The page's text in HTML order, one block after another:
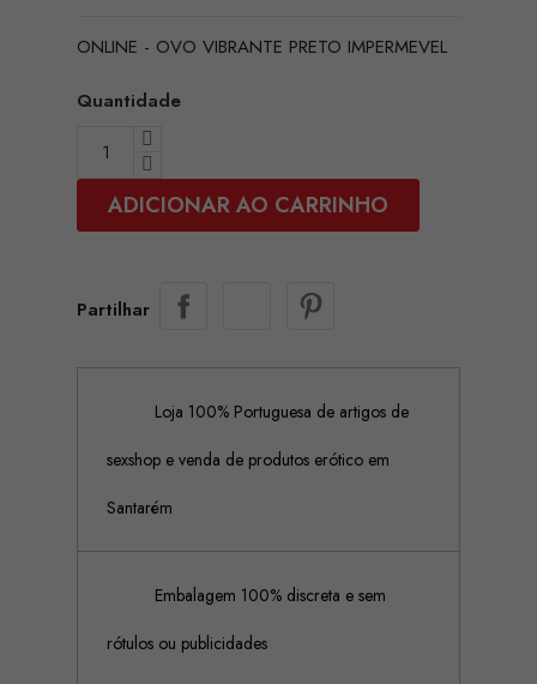
ONLINE - OVO VIBRANTE PRETO IMPERMEVEL
Quantidade
ADICIONAR AO CARRINHO
Partilhar
Loja 100% Portuguesa de artigos de
sexshop e venda de produtos erótico em
Santarém
Embalagem 100% discreta e sem
rótulos ou publicidades